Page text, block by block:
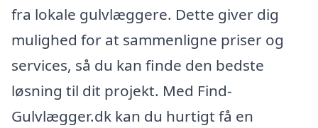
fra lokale gulvlæggere. Dette giver dig
mulighed for at sammenligne priser og
services, så du kan finde den bedste
løsning til dit projekt. Med Find-
Gulvlægger.dk kan du hurtigt få en